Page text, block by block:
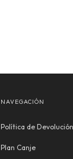
NAVEGACIÓN
Política de
Plan Canje